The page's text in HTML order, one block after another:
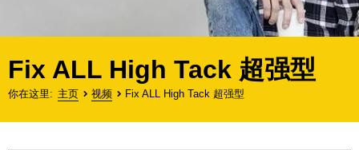
Fix ALL High Tack 超强型
你在这里 主页 视频 Fix ALL High Tack 超强型